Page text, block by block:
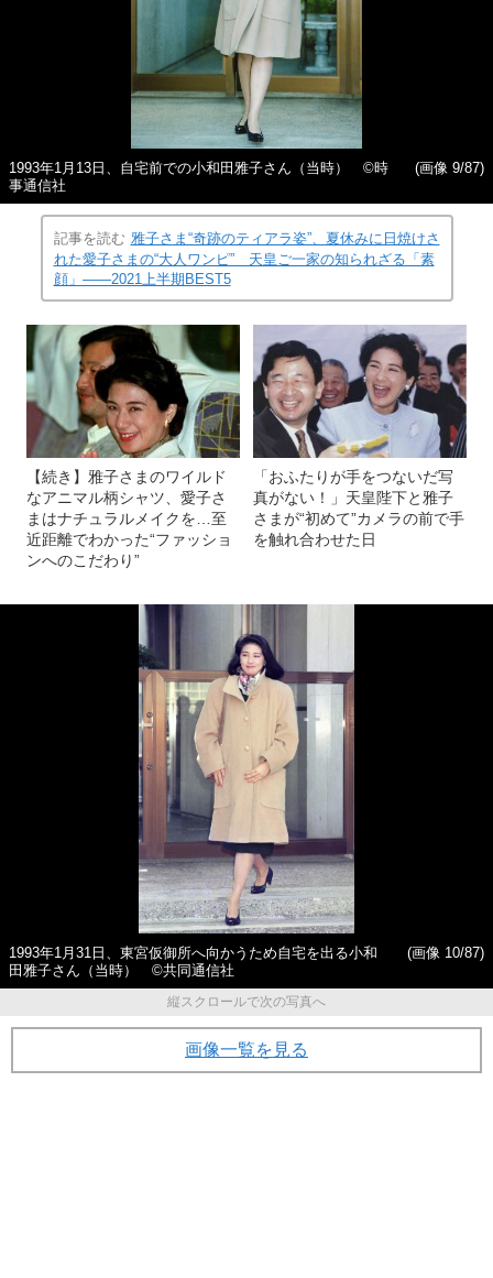
1993年1月13日、自宅前での小和田雅子さん（当時） ©時
事通信社
(画像 9/87)
記事を読む 雅子さま“奇跡のティアラ姿”、夏休みに日焼けさ
れた愛子さまの“大人ワンピ” 天皇ご一家の知られざる「素
顔」――2021上半期BEST5
【続き】雅子さまのワイルド
なアニマル柄シャツ、愛子さ
まはナチュラルメイクを…至
近距離でわかった“ファッショ
ンへのこだわり”
「おふたりが手をつないだ写
真がない！」天皇陛下と雅子
さまが“初めて”カメラの前で手
を触れ合わせた日
1993年1月31日、東宮仮御所へ向かうため自宅を出る小和
田雅子さん（当時） ©共同通信社
(画像 10/87)
縦スクロールで次の写真へ
画像一覧を見る